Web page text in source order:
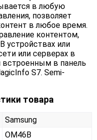
в любую
позволяет
в любое время.
контентом,
устройствах или
или серверах в
встроенным в панель
S7. Semi-
товара
Samsung
OM46B